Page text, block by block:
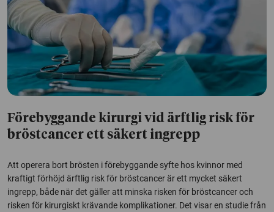
Förebyggande kirurgi vid ärftlig risk för
bröstcancer ett säkert ingrepp
Att operera bort brösten i förebyggande syfte hos kvinnor med
kraftigt förhöjd ärftlig risk för bröstcancer är ett mycket säkert
ingrepp, både när det gäller att minska risken för bröstcancer och
risken för kirurgiskt krävande komplikationer. Det visar en studie från